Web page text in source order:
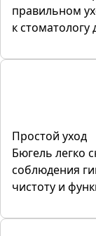
правильном
к
Простой уход
Бюгель легко
соблюдения
чистоту и